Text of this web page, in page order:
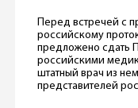
Перед встречей с
российскому
предложено сдать
российскими
штатный врач из
представителей